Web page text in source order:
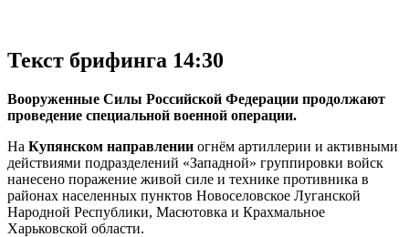
Текст брифинга 14:30
Вооруженные Силы Российской Федерации продолжают
проведение специальной военной операции.
На Купянском направлении огнём артиллерии и активными
действиями подразделений «Западной» группировки войск
нанесено поражение живой силе и технике противника в
районах населенных пунктов Новоселовское Луганской
Народной Республики, Масютовка и Крахмальное
Харьковской области.